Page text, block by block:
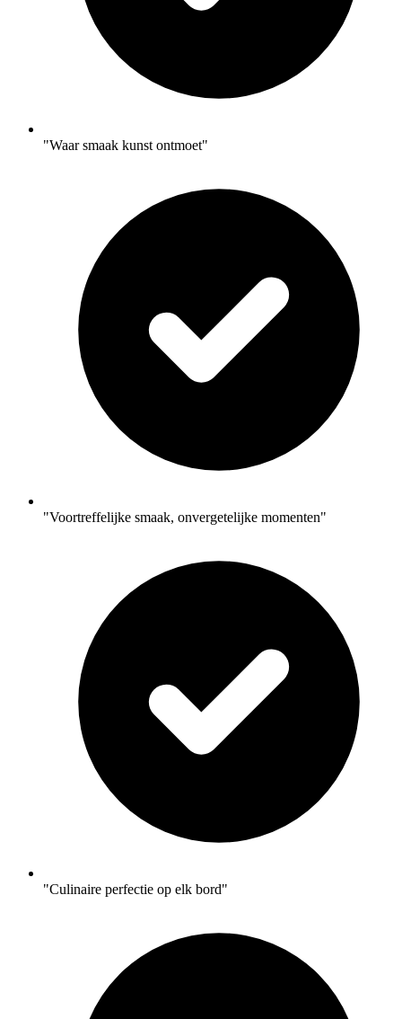
"Waar smaak kunst ontmoet"
"Voortreffelijke smaak, onvergetelijke momenten"
"Culinaire perfectie op elk bord"